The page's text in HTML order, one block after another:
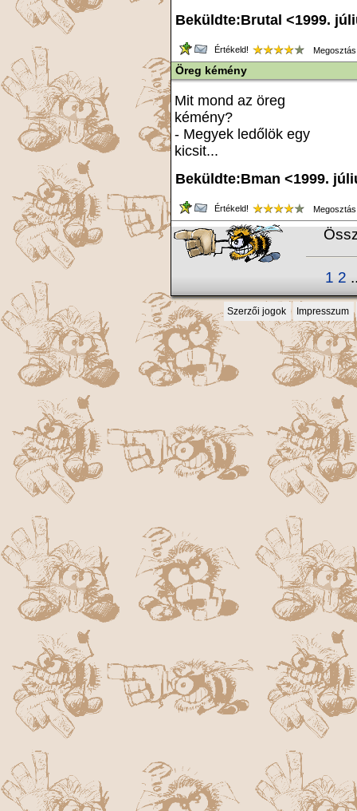
Beküldte:Brutal <1999.
Értékeld!
Öreg kémény
Mit mond az öreg
kémény?
- Megyek ledőlök egy
kicsit...
Beküldte:Bman <1999.
Értékeld!
1 2
Szerzői jogok Impresszum